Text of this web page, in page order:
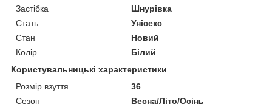
Застібка
Шнурівка
Стать
Унісекс
Стан
Новий
Колір
Білий
Користувальницькі характеристики
Розмір взуття
36
Сезон
Весна/Літо/Осінь